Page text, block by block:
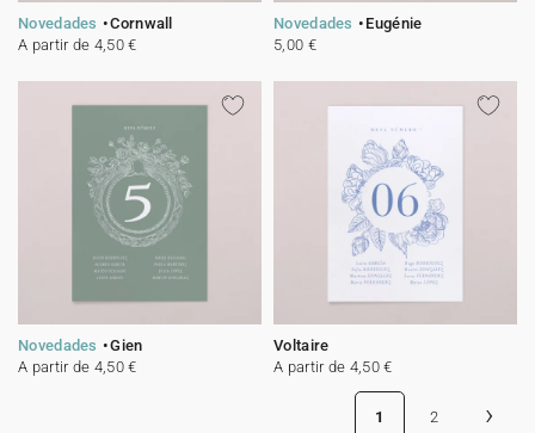
Novedades
Cornwall
A partir de 4,50 €
Novedades
Eugénie
5,00 €
Novedades
Gien
A partir de 4,50 €
Voltaire
A partir de 4,50 €
1 2 ›